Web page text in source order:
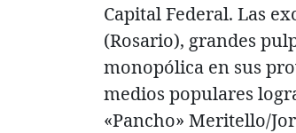
Capital Federal. Las
(Rosario), grandes
monopólica en sus
medios populares
«Pancho» Meritello/